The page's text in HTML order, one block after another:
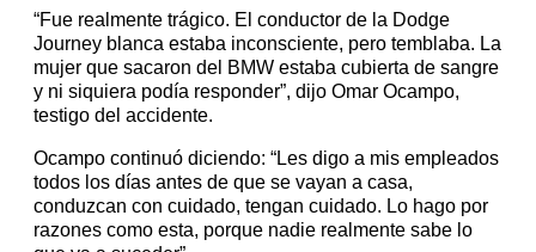
“Fue realmente trágico. El conductor de la Dodge
Journey blanca estaba inconsciente, pero temblaba. La
mujer que sacaron del BMW estaba cubierta de sangre
y ni siquiera podía responder”, dijo Omar Ocampo,
testigo del accidente.
Ocampo continuó diciendo: “Les digo a mis empleados
todos los días antes de que se vayan a casa,
conduzcan con cuidado, tengan cuidado. Lo hago por
razones como esta, porque nadie realmente sabe lo